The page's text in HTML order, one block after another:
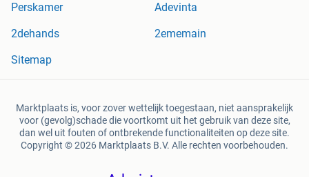
Perskamer
Adevinta
2dehands
2ememain
Sitemap
Marktplaats is, voor zover wettelijk toegestaan, niet aansprakelijk
voor (gevolg)schade die voortkomt uit het gebruik van deze site,
dan wel uit fouten of ontbrekende functionaliteiten op deze site.
Copyright © 2026 Marktplaats B.V. Alle rechten voorbehouden.